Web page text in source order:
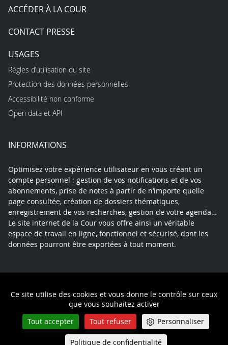
Ce site utilise des cookies et vous donne le contrôle sur ceux
que vous souhaitez activer
Tout accepter
Tout refuser Personnaliser
Politique de confidentialité
ACCÉDER À LA COUR
CONTACT PRESSE
USAGES
Règles d’utilisation du site
Protection des données personnelles
Accessibilité non conforme
Open data et API
INFORMATIONS
Optimisez votre expérience utilisateur en vous créant un
compte personnel : gestion de vos notifications et de vos
abonnements, prise de notes à partir de n’importe quelle
page consultée, création de dossiers thématiques,
enregistrement de vos recherches, gestion de votre agenda…
Le site internet de la Cour vous offre ainsi un véritable
espace de travail en ligne, fonctionnel et sécurisé, dont les
données pourront être exportées à tout moment.
Politique de confidentialité
Queue-Fair